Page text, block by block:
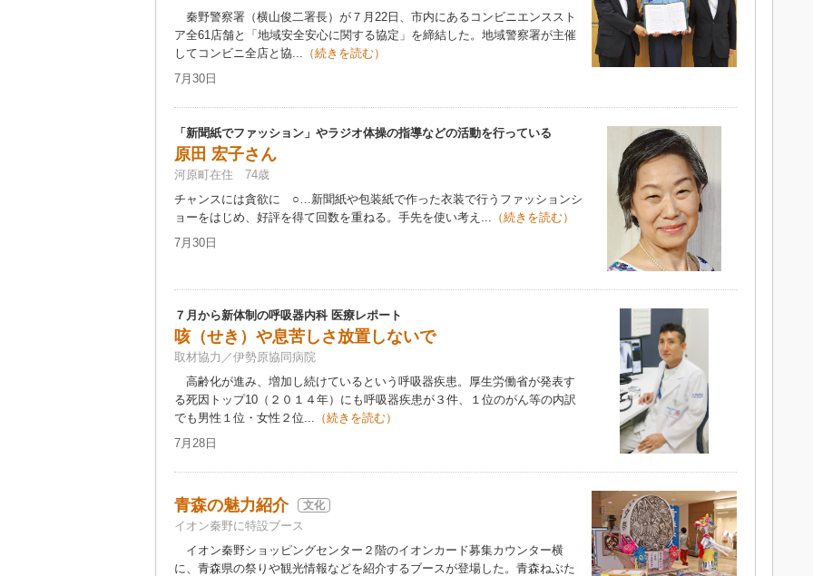
秦野警察署（横山俊二署長）が７月22日、市内にあるコンビニエンススト
ア全61店舗と「地域安全安心に関する協定」を締結した。地域警察署が主催
してコンビニ全店と協... （続きを読む）
7月30日
「新聞紙でファッション」やラジオ体操の指導などの活動を行っている
原田 宏子さん
河原町在住 74歳
チャンスには貪欲に ○…新聞紙や包装紙で作った衣装で行うファッションシ
ョーをはじめ、好評を得て回数を重ねる。手先を使い考え... （続きを読む）
7月30日
７月から新体制の呼吸器内科 医療レポート
咳（せき）や息苦しさ放置しないで
取材協力／伊勢原協同病院
高齢化が進み、増加し続けているという呼吸器疾患。厚生労働省が発表す
る死因トップ10（２０１４年）にも呼吸器疾患が３件、１位のがん等の内訳
でも男性１位・女性２位... （続きを読む）
7月28日
青森の魅力紹介 文化
イオン秦野に特設ブース
イオン秦野ショッピングセンター２階のイオンカード募集カウンター横
に、青森県の祭りや観光情報などを紹介するブースが登場した。青森ねぶた